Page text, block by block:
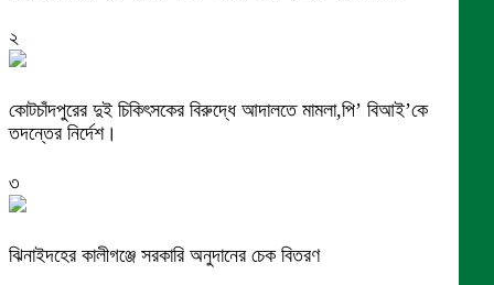
২
কোটচাঁদপুরের দুই চিকিৎসকের বিরুদ্ধে আদালতে মামলা,পি’ বিআই’কে
তদন্তের নির্দেশ।
৩
ঝিনাইদহের কালীগঞ্জে সরকারি অনুদানের চেক বিতরণ